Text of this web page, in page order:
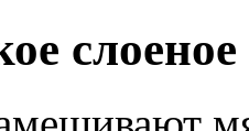
слоеное